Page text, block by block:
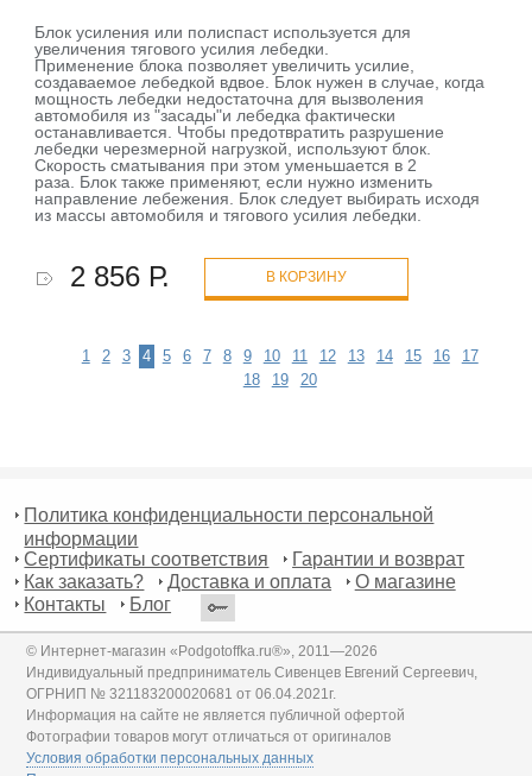
Блок усиления или полиспаст используется для
увеличения тягового усилия лебедки.
Применение блока позволяет увеличить усилие,
создаваемое лебедкой вдвое. Блок нужен в случае, когда
мощность лебедки недостаточна для вызволения
автомобиля из "засады"и лебедка фактически
останавливается. Чтобы предотвратить разрушение
лебедки черезмерной нагрузкой, используют блок.
Скорость сматывания при этом уменьшается в 2
раза. Блок также применяют, если нужно изменить
направление лебежения. Блок следует выбирать исходя
из массы автомобиля и тягового усилия лебедки.
2 856 Р. В КОРЗИНУ
1 2 3 4 5 6 7 8 9 10 11 12 13 14 15 16
17
18
19 20
Политика конфиденциальности персональной
информации
Сертификаты соответствия
Гарантии и возврат
Как заказать?
Доставка и оплата
О магазине
Контакты
Блог
© Интернет-магазин «Podgotoffka.ru®», 2011—2026
Индивидуальный предприниматель Сивенцев Евгений Сергеевич,
ОГРНИП № 321183200020681 от 06.04.2021г.
Информация на сайте не является публичной офертой
Фотографии товаров могут отличаться от оригиналов
Условия обработки персональных данных